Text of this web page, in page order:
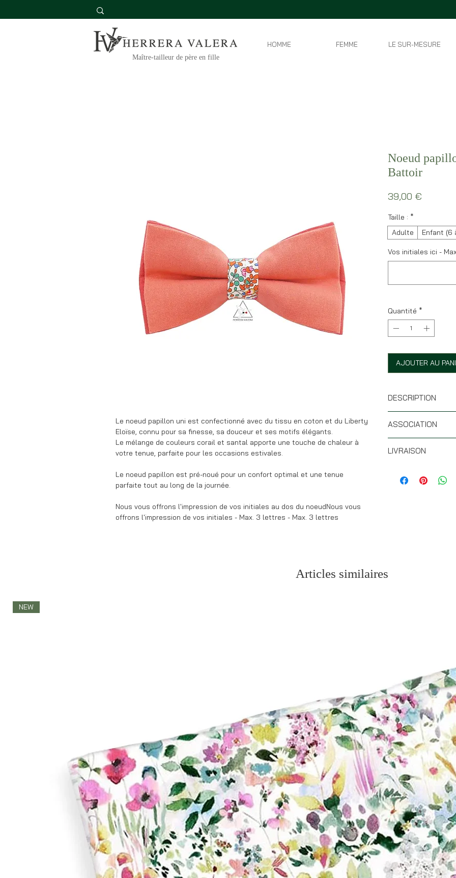
Maître-tailleur de père en fille
HOMME FEMME LE SUR-MESURE
Le noeud papillon uni est confectionné avec du tissu en coton et du Liberty
Eloïse, connu pour sa finesse, sa douceur et ses motifs élégants.
Le mélange de couleurs corail et santal apporte une touche de chaleur à
votre tenue, parfaite pour les occasions estivales.
Le noeud papillon est pré-noué pour un confort optimal et une tenue
parfaite tout au long de la journée.
Nous vous offrons l'impression de vos initiales au dos du noeudNous vous
offrons l'impression de vos initiales - Max. 3 lettres - Max. 3 lettres
Noeud
Battoir
39,00 €
Taille : *
Adulte
Enfant (6
Vos initiales ici -
Quantité *
AJOUTER AU
DESCRIPTION
* Forme battoir
* Battoir arrière:
* Battoir avant:
35cm à 58cm)
ASSOCIATION
blanche, rose pâle
LIVRAISON
ta commande
Articles similaires
NEW